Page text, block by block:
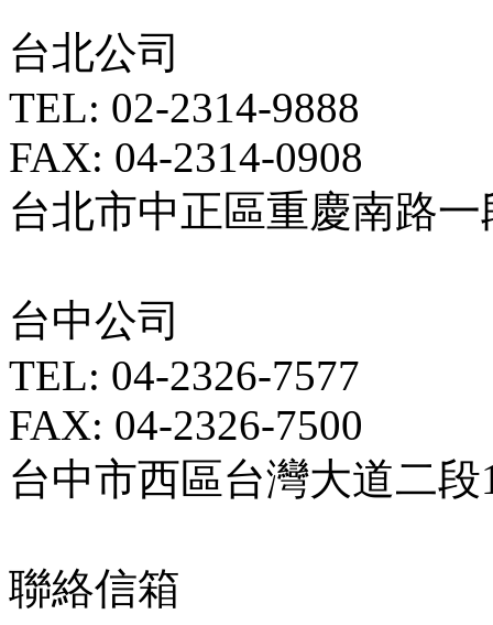
台北公司
TEL: 02-2314-9888
FAX: 04-2314-0908
台北市中正區重慶南路一
台中公司
TEL: 04-2326-7577
FAX: 04-2326-7500
台中市西區台灣大道二段
聯絡信箱